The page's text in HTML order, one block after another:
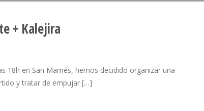
+ Kalejira
en San Mamés, hemos decidido organizar una
y tratar de empujar […]